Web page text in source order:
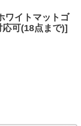
ワイトマットゴ
可(18点まで)]